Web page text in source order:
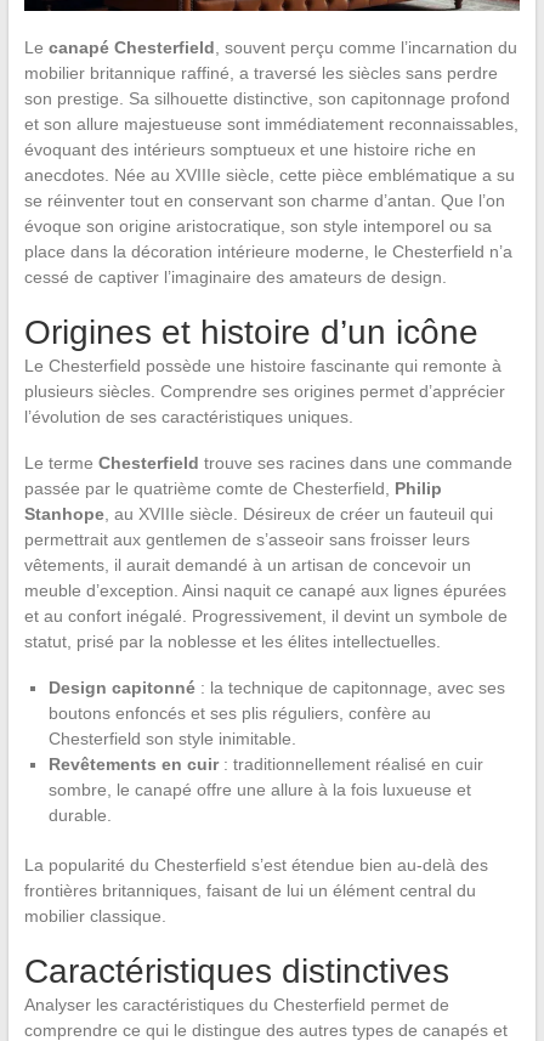
Le canapé Chesterfield , souvent perçu comme l’incarnation du
mobilier britannique raffiné, a traversé les siècles sans perdre
son prestige. Sa silhouette distinctive, son capitonnage profond
et son allure majestueuse sont immédiatement reconnaissables,
évoquant des intérieurs somptueux et une histoire riche en
anecdotes. Née au XVIIIe siècle, cette pièce emblématique a su
se réinventer tout en conservant son charme d’antan. Que l’on
évoque son origine aristocratique, son style intemporel ou sa
place dans la décoration intérieure moderne, le Chesterfield n’a
cessé de captiver l’imaginaire des amateurs de design.
Origines et histoire d’un icône
Le Chesterfield possède une histoire fascinante qui remonte à
plusieurs siècles. Comprendre ses origines permet d’apprécier
l’évolution de ses caractéristiques uniques.
Le terme Chesterfield trouve ses racines dans une commande
passée par le quatrième comte de Chesterfield, Philip
Stanhope, au XVIIIe siècle. Désireux de créer un fauteuil qui
permettrait aux gentlemen de s’asseoir sans froisser leurs
vêtements, il aurait demandé à un artisan de concevoir un
meuble d’exception. Ainsi naquit ce canapé aux lignes épurées
et au confort inégalé. Progressivement, il devint un symbole de
statut, prisé par la noblesse et les élites intellectuelles.
Design capitonné : la technique de capitonnage, avec ses
boutons enfoncés et ses plis réguliers, confère au
Chesterfield son style inimitable.
Revêtements en cuir : traditionnellement réalisé en cuir
sombre, le canapé offre une allure à la fois luxueuse et
durable.
La popularité du Chesterfield s’est étendue bien au-delà des
frontières britanniques, faisant de lui un élément central du
mobilier classique.
Caractéristiques distinctives
Analyser les caractéristiques du Chesterfield permet de
comprendre ce qui le distingue des autres types de canapés et